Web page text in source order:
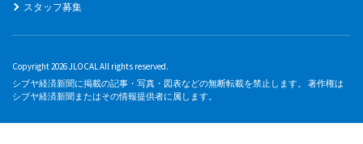
スタッフ募集
Copyright 2026 JLOCAL All rights reserved.
シブヤ経済新聞に掲載の記事・写真・図表などの無断転載を禁止します。 著作権は
シブヤ経済新聞またはその情報提供者に属します。